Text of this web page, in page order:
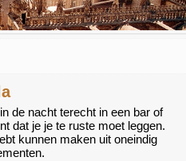
de nacht terecht in een bar of
dat je je te ruste moet leggen.
kunnen maken uit oneindig